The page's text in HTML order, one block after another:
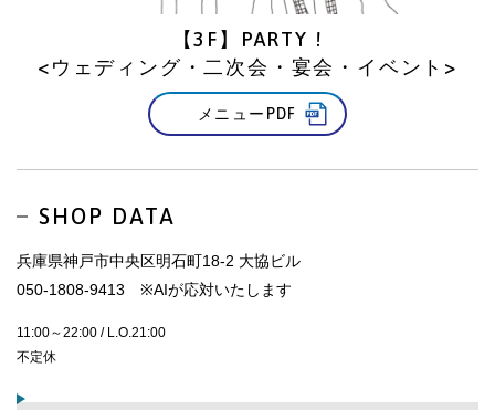
【3F】PARTY !
<ウェディング・二次会・宴会・イベント>
メニューPDF
SHOP DATA
兵庫県神戸市中央区明石町18-2 大協ビル
050-1808-9413 ※AIが応対いたします
11:00～22:00 / L.O.21:00
不定休